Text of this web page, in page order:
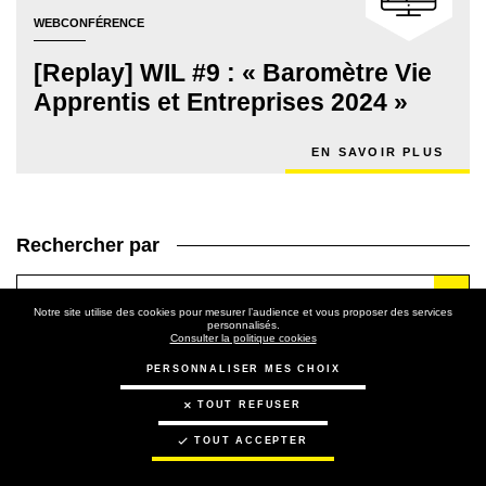
WEBCONFÉRENCE
[Replay] WIL #9 : « Baromètre Vie
Apprentis et Entreprises 2024 »
EN SAVOIR PLUS
Rechercher par
Notre site utilise des cookies pour mesurer l’audience et vous proposer des services
personnalisés.
Consulter la politique cookies
PERSONNALISER MES CHOIX
TOUT REFUSER
TOUT ACCEPTER